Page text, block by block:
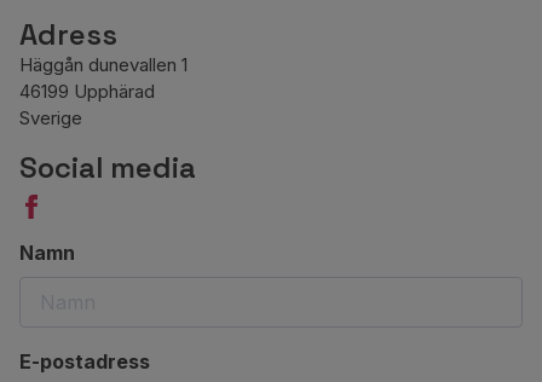
Adress
Häggån dunevallen 1
46199 Upphärad
Sverige
Social media
Namn
E-postadress